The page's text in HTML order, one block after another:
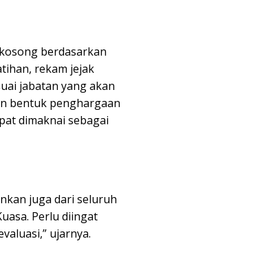
berdasarkan
rekam jejak
jabatan yang akan
bentuk penghargaan
dimaknai sebagai
juga dari seluruh
Perlu diingat
ujarnya.